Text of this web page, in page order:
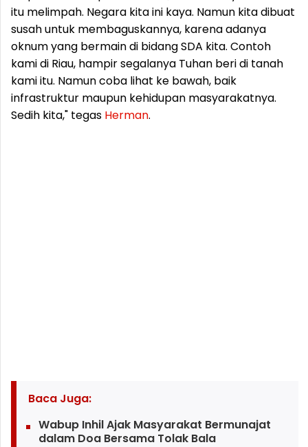
itu melimpah. Negara kita ini kaya. Namun kita dibuat
susah untuk membaguskannya, karena adanya
oknum yang bermain di bidang SDA kita. Contoh
kami di Riau, hampir segalanya Tuhan beri di tanah
kami itu. Namun coba lihat ke bawah, baik
infrastruktur maupun kehidupan masyarakatnya.
Sedih kita," tegas Herman.
Baca Juga:
Wabup Inhil Ajak Masyarakat Bermunajat
dalam Doa Bersama Tolak Bala